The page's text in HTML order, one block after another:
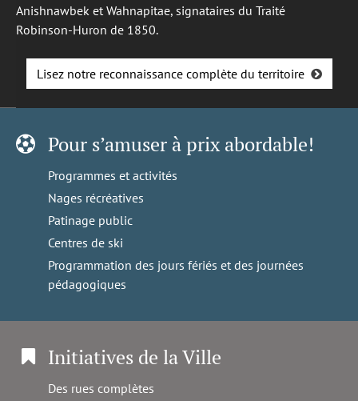
Anishnawbek et Wahnapitae, signataires du Traité
Robinson-Huron de 1850.
Lisez notre reconnaissance complète du territoire
Pour s’amuser à prix abordable!
Programmes et activités
Nages récréatives
Patinage public
Centres de ski
Programmation des jours fériés et des journées
pédagogiques
Initiatives de la Ville
Des rues complètes